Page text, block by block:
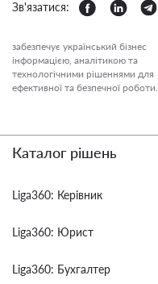
Зв'язатися:
забезпечує український бізнес
інформацією, аналітикою та
технологічними рішеннями для
ефективної та безпечної роботи.
Каталог рішень
Liga360: Керівник
Liga360: Юрист
Liga360: Бухгалтер